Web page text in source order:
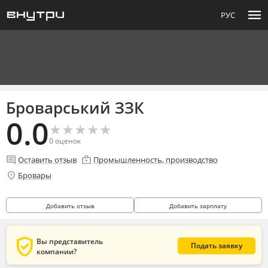
РУС menu
Броварський ЗЗК
0.0★
★★
★★
★★
★★
★
0оценок
comment Оставить отзыв enterprise Промышленность, производство
location_on Бровары
Добавить отзыв Добавить зарплату
verified_user Вы представитель
компании?
Подать заявку